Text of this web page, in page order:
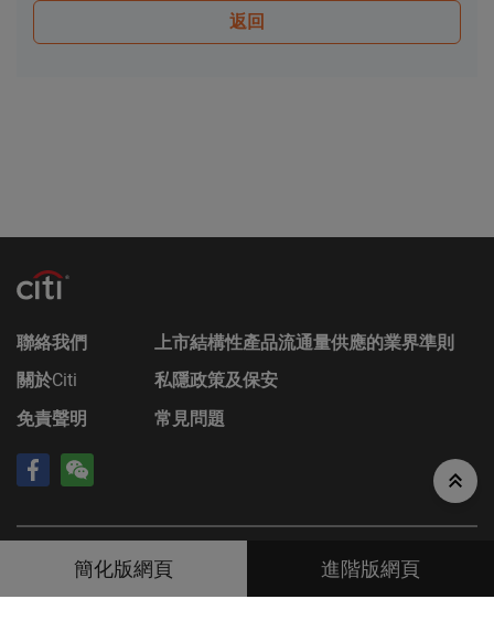
構性產品，不論是否以當事人、代理或市場莊家身份
進行買賣。Citigroup亦參與或可能參與其他金融、投
Citigroup的成員公司或任何資料提供者均不會就香港
遺漏（不論任何原因）或由此而引起的各類損害承擔
任何責任。此外，互聯網上或電子郵件的通訊並非穩
靠的方法，發送的資料可能會被截查、遺失或遭到銷
毀。對此，Citigroup不會對發生上述任何事件承擔任
何責任，亦不保證任何通訊或附件或本香港網站不會
閣下通過本香港網站提供的任何個人資料均會嚴加保
的方式使用。閣下登入本香港網站，即被視為同意網
劃、產品開發及研究等用途上。請參閱本香港網站
www.citiwarrants.com的私隱政策聲明，以便瞭解閣
返回
聯絡我們
上市結構性產品流通量供應的業界準則
關於Citi
私隱政策及保安
免責聲明
常見問題
簡化版網頁 進階版網頁